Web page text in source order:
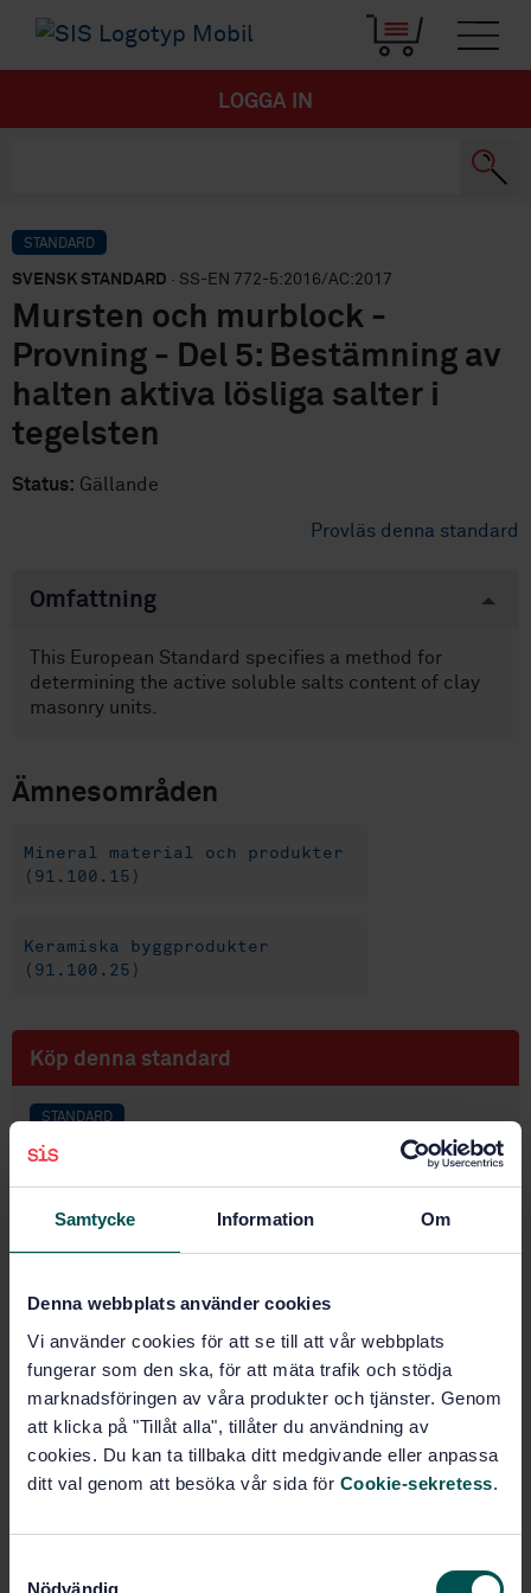
Samtycke Information Om
Denna webbplats använder cookies
Vi använder cookies för att se till att vår webbplats
fungerar som den ska, för att mäta trafik och stödja
marknadsföringen av våra produkter och tjänster. Genom
att klicka på "Tillåt alla", tillåter du användning av
cookies. Du kan ta tillbaka ditt medgivande eller anpassa
ditt val genom att besöka vår sida för Cookie-sekretess.
Nödvändig
LOGGA IN
STANDARD
SVENSK STANDARD · SS-EN 772-5:2016/AC:2017
Mursten och murblock -
Provning - Del 5: Bestämning av
halten aktiva lösliga salter i
tegelsten
Status: Gällande
Provläs denna standard
Omfattning
This European Standard specifies a method for
determining the active soluble salts content of clay
masonry units.
Ämnesområden
Mineral material och produkter
(91.100.15)
Keramiska byggprodukter
(91.100.25)
Köp denna standard
STANDARD
SVENSK STANDARD · SS-EN 772-5:2016/AC:2017
Mursten och murblock - Provning - Del 5: Bestämning
av halten aktiva lösliga salter i tegelsten
PDF
Lägg i varukorgen
Fler alternativ